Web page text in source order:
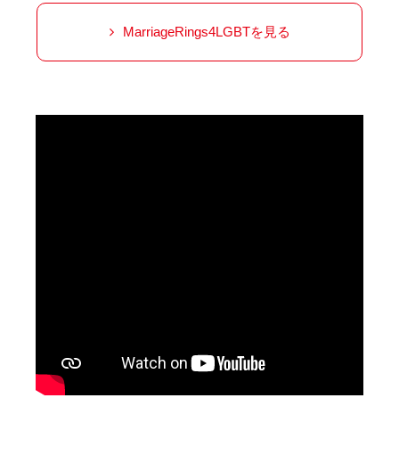
MarriageRings4LGBTを見る